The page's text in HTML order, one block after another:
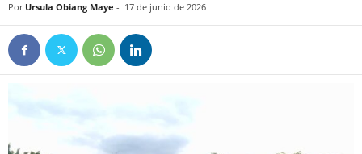
Por Ursula Obiang Maye - 17 de junio de 2026